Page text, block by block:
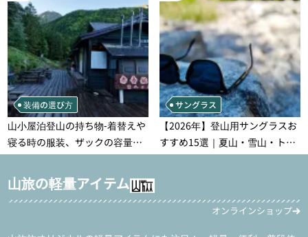
装備の選び方
山小屋泊登山の持ち物‐着替えや
寝る時の服装、ザックの容量な
どを徹底紹介！1泊2日、2泊3日
用のリスト付き
サングラス
【2026年】登山用サングラスお
すすめ15選｜夏山・雪山・トレ
ラン別、シーンで選ぶ失敗しな
山旅の軽量アイテム
オンラインショップ